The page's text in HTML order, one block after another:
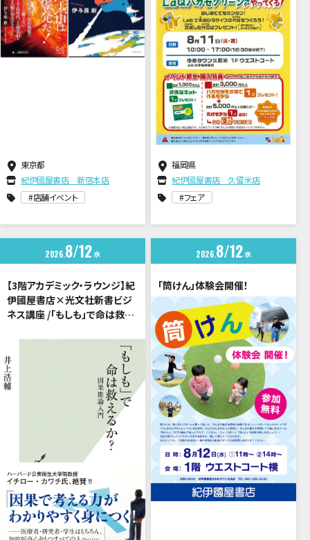
東京都
紀伊國屋書店 新宿本店
店舗イベント
福岡県
紀伊國屋書店 久留米店
フェア
20268 12水
【3階アカデミック・ラウンジ】紀
伊國屋書店×光文社新書ビジ
ネス講座 /「もしも」で命は救え
2026 8 12水
「筒けん」体験会開催！